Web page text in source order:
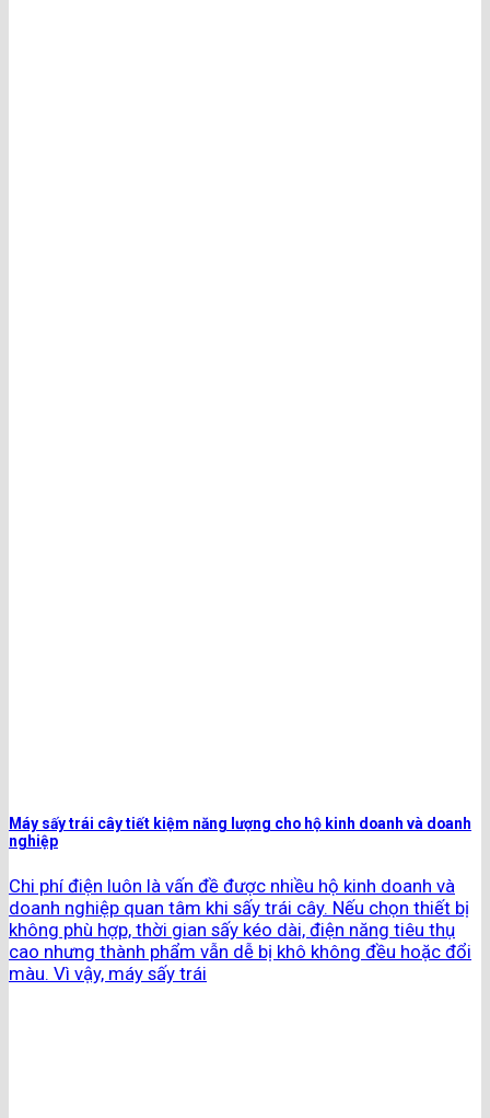
Máy sấy trái cây tiết kiệm năng lượng cho hộ kinh doanh và doanh
nghiệp
Chi phí điện luôn là vấn đề được nhiều hộ kinh doanh và
doanh nghiệp quan tâm khi sấy trái cây. Nếu chọn thiết bị
không phù hợp, thời gian sấy kéo dài, điện năng tiêu thụ
cao nhưng thành phẩm vẫn dễ bị khô không đều hoặc đổi
màu. Vì vậy, máy sấy trái